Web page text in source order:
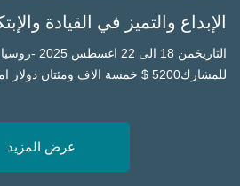
الإبداع والتميز في القيادة
التاريخمن 18 الى
للمشارك5200 $ خمسة الاف ومئتان دولار امريكي
عرض المزيد